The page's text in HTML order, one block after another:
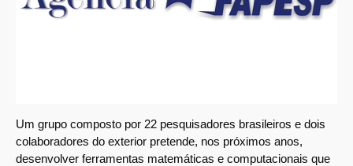
Um grupo composto por 22 pesquisadores brasileiros e dois
colaboradores do exterior pretende, nos próximos anos,
desenvolver ferramentas matemáticas e computacionais que